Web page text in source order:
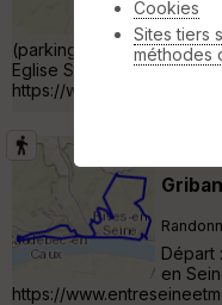
Jolie
de
(parking au milieu du
Eglise Ste Gertrude -
https://
Départ
en
https://
Cookies
Sites tiers
méthodes